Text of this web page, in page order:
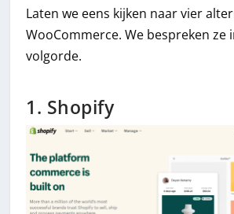
Laten we eens kijken naar vier
WooCommerce. We bespreken ze
volgorde.
1. Shopify